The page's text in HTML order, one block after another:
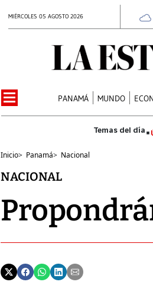
MIÉRCOLES 05 AGOSTO 2026
PANAMÁ MUNDO
Inicio> Panamá> Nacional
NACIONAL